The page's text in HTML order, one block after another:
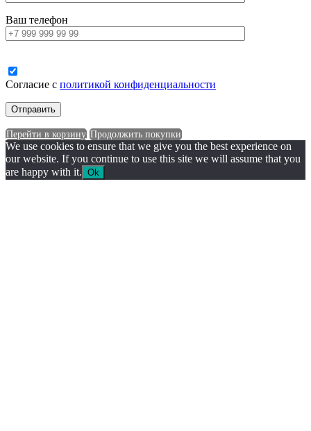
Ваш телефон
Согласие с политикой конфиденциальности
Перейти в корзину Продолжить покупки
We use cookies to ensure that we give you the best experience on
our website. If you continue to use this site we will assume that you
are happy with it. Ok